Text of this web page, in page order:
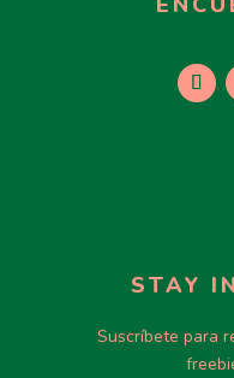
STAY
Suscríbete para